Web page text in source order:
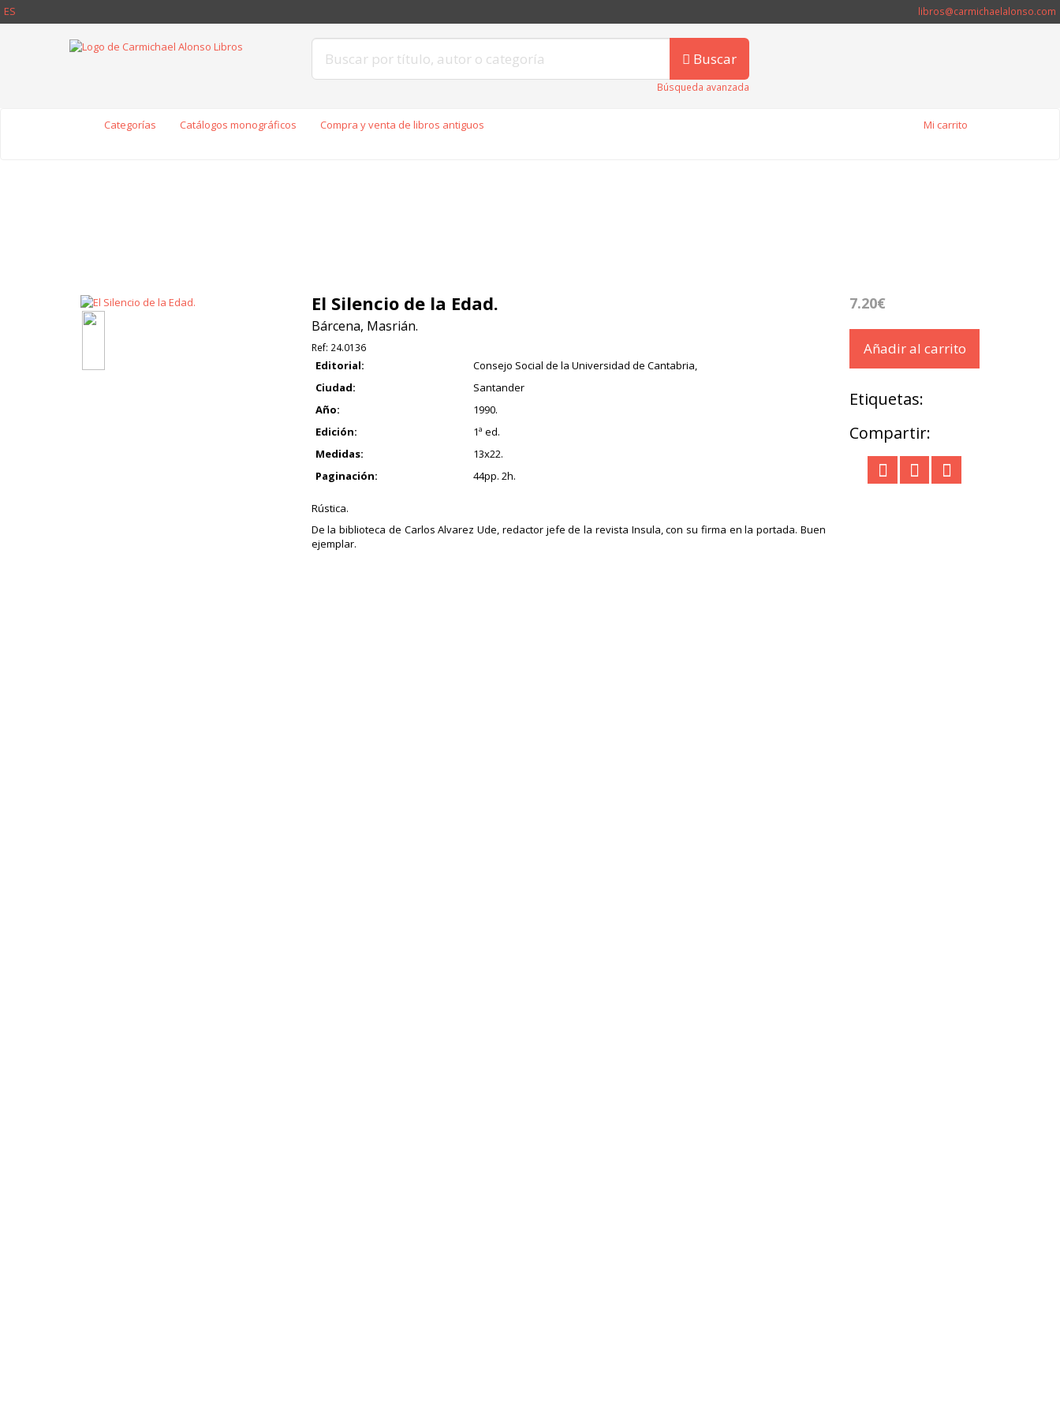
ES libros@carmichaelalonso.com
Buscar
Búsqueda avanzada
Categorías Catálogos monográficos Compra y venta de libros antiguos Mi carrito
El Silencio de la Edad.
Bárcena, Masrián.
Ref: 24.0136
Editorial:
Consejo Social de la Universidad de Cantabria,
Ciudad:
Santander
Año:
1990.
Edición:
1ª ed.
Medidas:
13x22.
Paginación:
44pp. 2h.
Rústica.
De la biblioteca de Carlos Alvarez Ude, redactor jefe de la revista Insula, con su firma en la portada. Buen
ejemplar.
7.20€
Añadir al carrito
Etiquetas:
Compartir: